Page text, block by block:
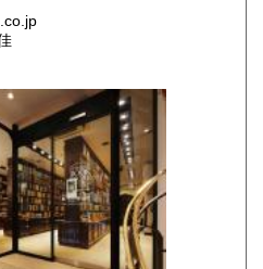
福岡県
長崎県
大分県
鹿児島県